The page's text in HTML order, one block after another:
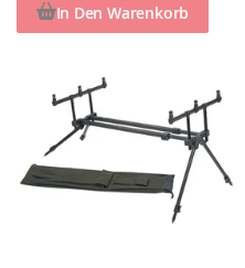
In Den Warenkorb